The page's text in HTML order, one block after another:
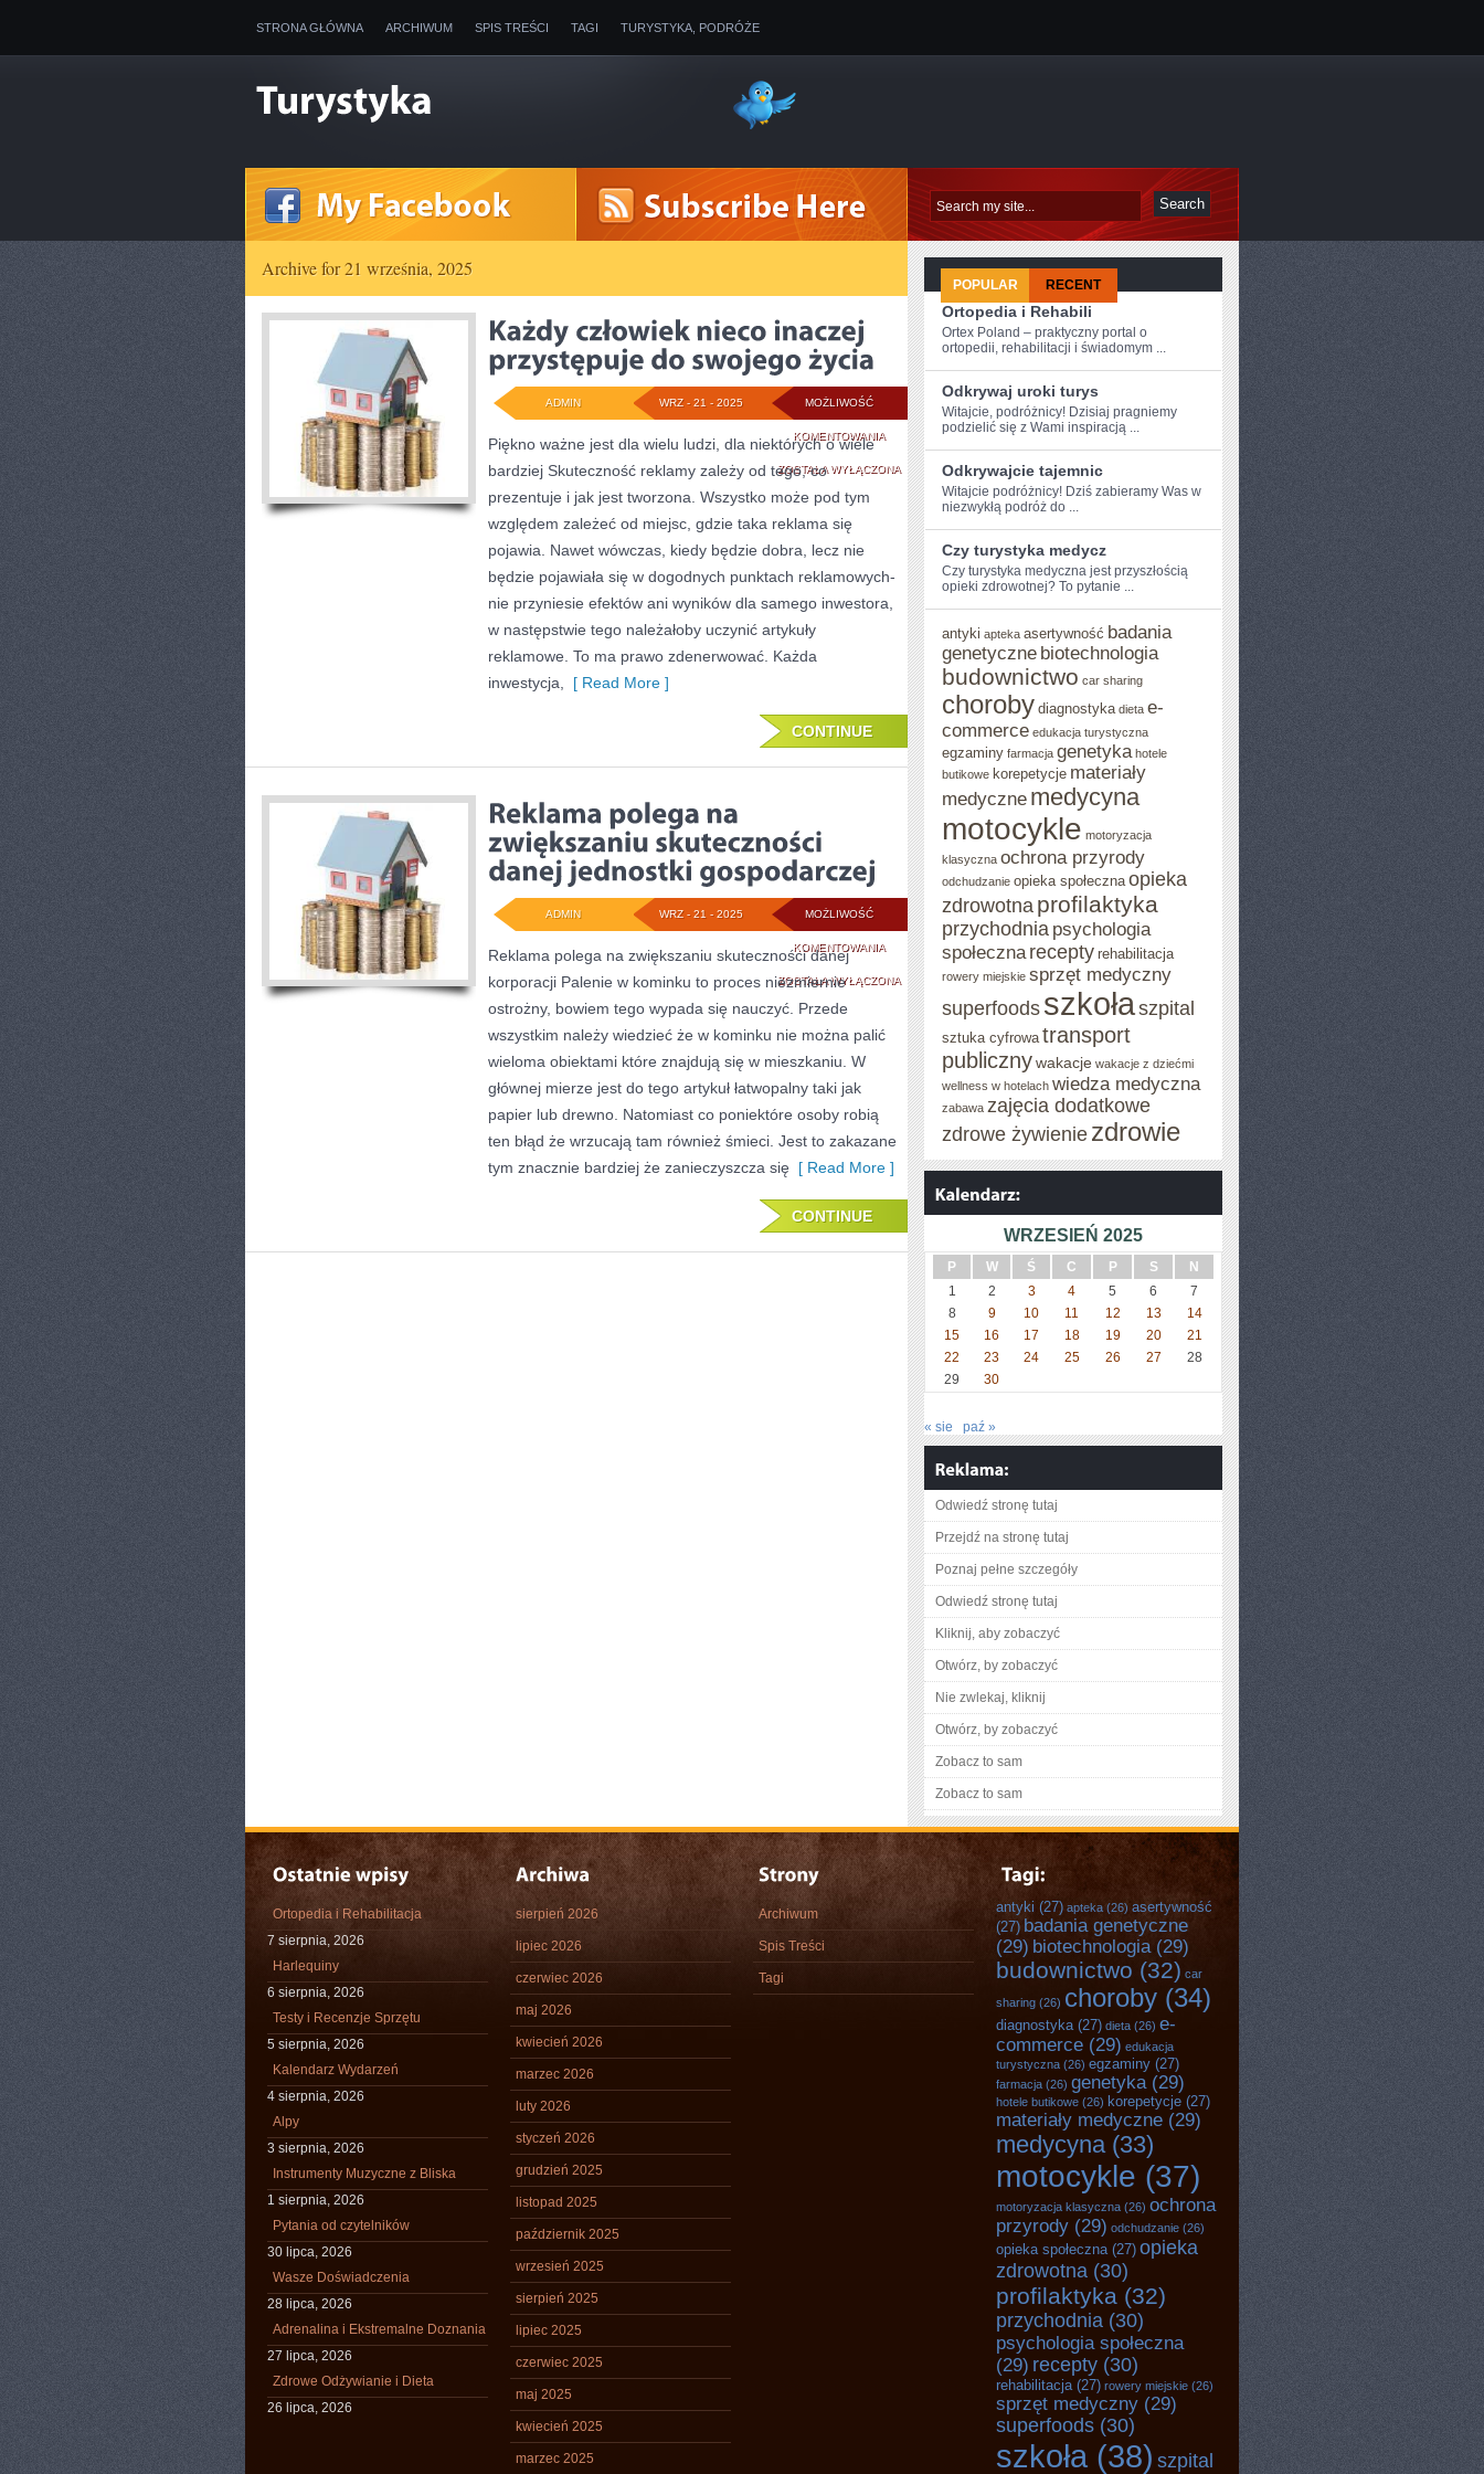
STRONA GŁÓWNA ARCHIWUM SPIS TREŚCI TAGI TURYSTYKA, PODRÓŻE
Archive for 21 września, 2025
MOŻLIWOŚĆ
KOMENTOWANIAKAŻDY
CZŁOWIEK
NIECO
INACZEJ
PRZYSTĘPUJE
DO
SWOJEGO
ŻYCIA
ZOSTAŁA WYŁĄCZONA
WRZ - 21 - 2025
ADMIN
Piękno ważne jest dla wielu ludzi, dla niektórych o wiele
bardziej Skuteczność reklamy zależy od tego, co
prezentuje i jak jest tworzona. Wszystko może pod tym
względem zależeć od miejsc, gdzie taka reklama się
pojawia. Nawet wówczas, kiedy będzie dobra, lecz nie
będzie pojawiała się w dogodnych punktach reklamowych-
nie przyniesie efektów ani wyników dla samego inwestora,
w następstwie tego należałoby uczynić artykuły
reklamowe. To ma prawo zdenerwować. Każda
inwestycja,
[ Read More ]
CONTINUE
MOŻLIWOŚĆ
KOMENTOWANIAREKLAMA
POLEGA
ZWIĘKSZANIU
SKUTECZNOŚCI
DANEJ
JEDNOSTKI
GOSPODARCZEJ
ZOSTAŁA WYŁĄCZONA
WRZ - 21 - 2025
ADMIN
Reklama polega na zwiększaniu skuteczności danej
korporacji Palenie w kominku to proces niezmiernie
ostrożny, bowiem tego wypada się nauczyć. Przede
wszystkim należy wiedzieć że w kominku nie można palić
wieloma obiektami które znajdują się w mieszkaniu. W
głównej mierze jest do tego artykuł łatwopalny taki jak
papier lub drewno. Natomiast co poniektóre osoby robią
ten błąd że wrzucają tam również śmieci. Jest to zakazane
tym znacznie bardziej że zanieczyszcza się [ Read More ]
CONTINUE
POPULAR RECENT
Ortopedia i Rehabili
Ortex Poland – praktyczny portal o
ortopedii, rehabilitacji i świadomym ...
Odkrywaj uroki turys
Witajcie, ⁣podróżnicy! Dzisiaj pragniemy
podzielić się z Wami inspiracją⁢ ...
Odkrywajcie tajemnic
Witajcie podróżnicy!⁢ Dziś ⁤zabieramy ⁢Was‍ w
niezwykłą podróż do ...
Czy turystyka medycz
Czy turystyka medyczna jest przyszłością
opieki zdrowotnej?⁣ To pytanie ...
antyki apteka asertywność badania
genetyczne biotechnologia
budownictwo car sharing
choroby diagnostyka dieta e-
commerce edukacja turystyczna
egzaminy farmacja genetyka hotele
butikowe korepetycje materiały
medyczne medycyna
motocykle motoryzacja
klasyczna ochrona przyrody
odchudzanie opieka społeczna opieka
zdrowotna profilaktyka
przychodnia psychologia
społeczna recepty rehabilitacja
rowery miejskie sprzęt medyczny
superfoods szkołaszpital
sztuka cyfrowa transport
publicznywakacje wakacje z dziećmi
wellness w hotelach wiedza medyczna
zabawa zajęcia dodatkowe
zdrowe żywienie zdrowie
WRZESIEŃ 2025
P W Ś C P S
N
1
2 3 4 5 6
7
8
9 10 11 12 13
14
15
16 17 18 19 20
21
22
23 24 25 26 27
28
29
30
« sie paź »
Odwiedź stronę tutaj
Przejdź na stronę tutaj
Poznaj pełne szczegóły
Odwiedź stronę tutaj
Kliknij, aby zobaczyć
Otwórz, by zobaczyć
Nie zwlekaj, kliknij
Otwórz, by zobaczyć
Zobacz to sam
Zobacz to sam
Ortopedia i Rehabilitacja
7 sierpnia, 2026
Harlequiny
6 sierpnia, 2026
Testy i Recenzje Sprzętu
5 sierpnia, 2026
Kalendarz Wydarzeń
4 sierpnia, 2026
Alpy
3 sierpnia, 2026
Instrumenty Muzyczne z Bliska
1 sierpnia, 2026
Pytania od czytelników
30 lipca, 2026
Wasze Doświadczenia
28 lipca, 2026
Adrenalina i Ekstremalne Doznania
27 lipca, 2026
Zdrowe Odżywianie i Dieta
26 lipca, 2026
sierpień 2026
lipiec 2026
czerwiec 2026
maj 2026
kwiecień 2026
marzec 2026
luty 2026
styczeń 2026
grudzień 2025
listopad 2025
październik 2025
wrzesień 2025
sierpień 2025
lipiec 2025
czerwiec 2025
maj 2025
kwiecień 2025
marzec 2025
Archiwum
Spis Treści
Tagi
antyki (27) apteka (26) asertywność
(27) badania genetyczne
(29) biotechnologia (29)
budownictwo (32) car
sharing (26) choroby (34)
diagnostyka(27) dieta (26) e-
commerce (29) edukacja
turystyczna (26) egzaminy (27)
farmacja (26) genetyka (29)
hotele butikowe (26) korepetycje (27)
materiały medyczne (29)
medycyna(33)
motocykle (37)
motoryzacja klasyczna (26) ochrona
przyrody (29) odchudzanie (26)
opieka społeczna(27) opieka
zdrowotna (30)
profilaktyka (32)
przychodnia (30)
psychologia społeczna
(29) recepty (30)
rehabilitacja(27) rowery miejskie (26)
sprzęt medyczny (29)
superfoods (30)
szkoła (38) szpital